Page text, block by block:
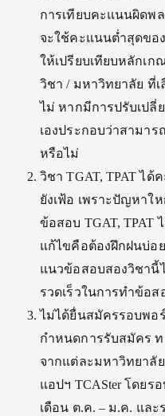
การเทียบคะแนนผิดพ
จะใช้คะแนนต่ำสุดขอ
ให้เปรียบเทียบหลักเ
วิชา / มหาวิทยาลัย ที่
ไม่ หากมีการปรับเป
เองประกอบว่าสามา
หรือไม่
วิชา TGAT, TPAT ไ
ยังเฟ้อ เพราะปัญหาใ
ข้อสอบ TGAT, TPAT
แก้ไขคือต้องฝึกฝนบ่อ
แนวข้อสอบสองวิชานี้
รวดเร็วในการทำข้อส
ไม่ได้ยื่นสมัครรอบพอ
กำหนดการรับสมัคร
จากแต่ละมหาวิทยาลั
แอปฯ TCASter โดย
เดือน ต.ค. – ม.ค. และ